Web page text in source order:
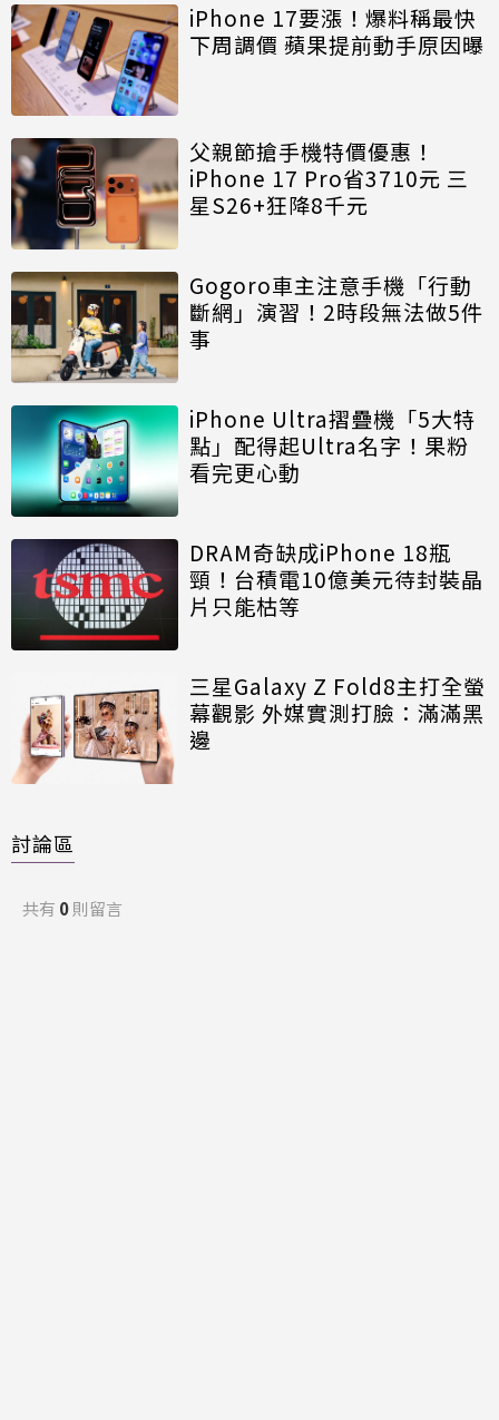
iPhone 17要漲！爆料稱最快
下周調價 蘋果提前動手原因曝
父親節搶手機特價優惠！
iPhone 17 Pro省3710元 三
星S26+狂降8千元
Gogoro車主注意手機「行動
斷網」演習！2時段無法做5件
事
iPhone Ultra摺疊機「5大特
點」配得起Ultra名字！果粉
看完更心動
DRAM奇缺成iPhone 18瓶
頸！台積電10億美元待封裝晶
片只能枯等
三星Galaxy Z Fold8主打全螢
幕觀影 外媒實測打臉：滿滿黑
邊
討論區
共有 0則留言